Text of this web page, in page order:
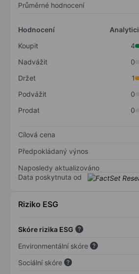
Průměrné hodnocení
Hodnocení
Analytici
Koupit
4
Nadvážit
0
Držet
1
Podvážit
0
Prodat
0
Cílová cena
Předpokládaný výnos
Naposledy aktualizováno
Data poskytnuta od
Riziko ESG
Skóre rizika ESG
Environmentální skóre
Sociální skóre